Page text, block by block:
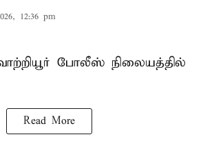
12:36 pm
போலீஸ் நிலையத்தில்
Read More